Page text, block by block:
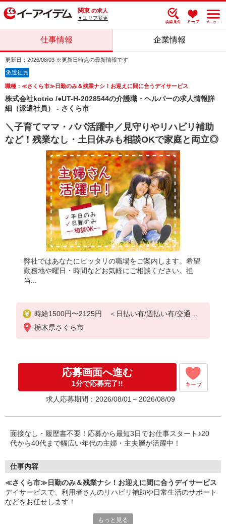
関東 の求人
▼エリア変更
仕事情報 企業情報
更新日：2026/08/03 ※更新日時点の最新情報です
派遣社員
職種：≪さくら市≫日勤のみ＆残業ナシ！お迎えに間に合うデイサービス
株式会社kotrio /●UT-H-2028544の介護職・ヘルパーの求人情報詳
細（派遣社員） - さくら市
＼子育てママ・パパ活躍中／見守りやリハビリ補助
など！残業なし・土日休みも相談OKで家庭と両立◎
弊社ではあなたにピッタリの職場をご案内します。希望
勤務地や曜日・時間などお気軽にご相談ください。担
当...
時給1500円〜2125円 ＜日払い有/週払い有/交通費
全支給(ガソリン代含む)＞
栃木県さくら市
応募画面へ進む
1分で応募完了!! キープ
求人応募期間：2026/08/01～2026/08/09
面接なし・履歴書不要！応募から最短3日でお仕事スタート♪20
代から40代まで幅広い年代の主婦・主夫層が活躍中！
仕事内容
≪さくら市≫日勤のみ＆残業ナシ！お迎えに間に合うデイサービス
デイサービスで、利用者さんのリハビリ補助や日常生活のサポート
などをお任せします！
もっと見る